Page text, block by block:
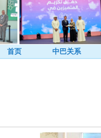
首页 中巴关系